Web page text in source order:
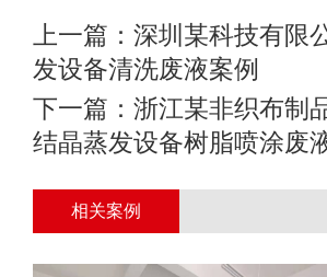
上一篇： 深圳某科技有限
发设备清洗废液案例
下一篇： 浙江某非织布制
结晶蒸发设备树脂喷涂废
相关案例